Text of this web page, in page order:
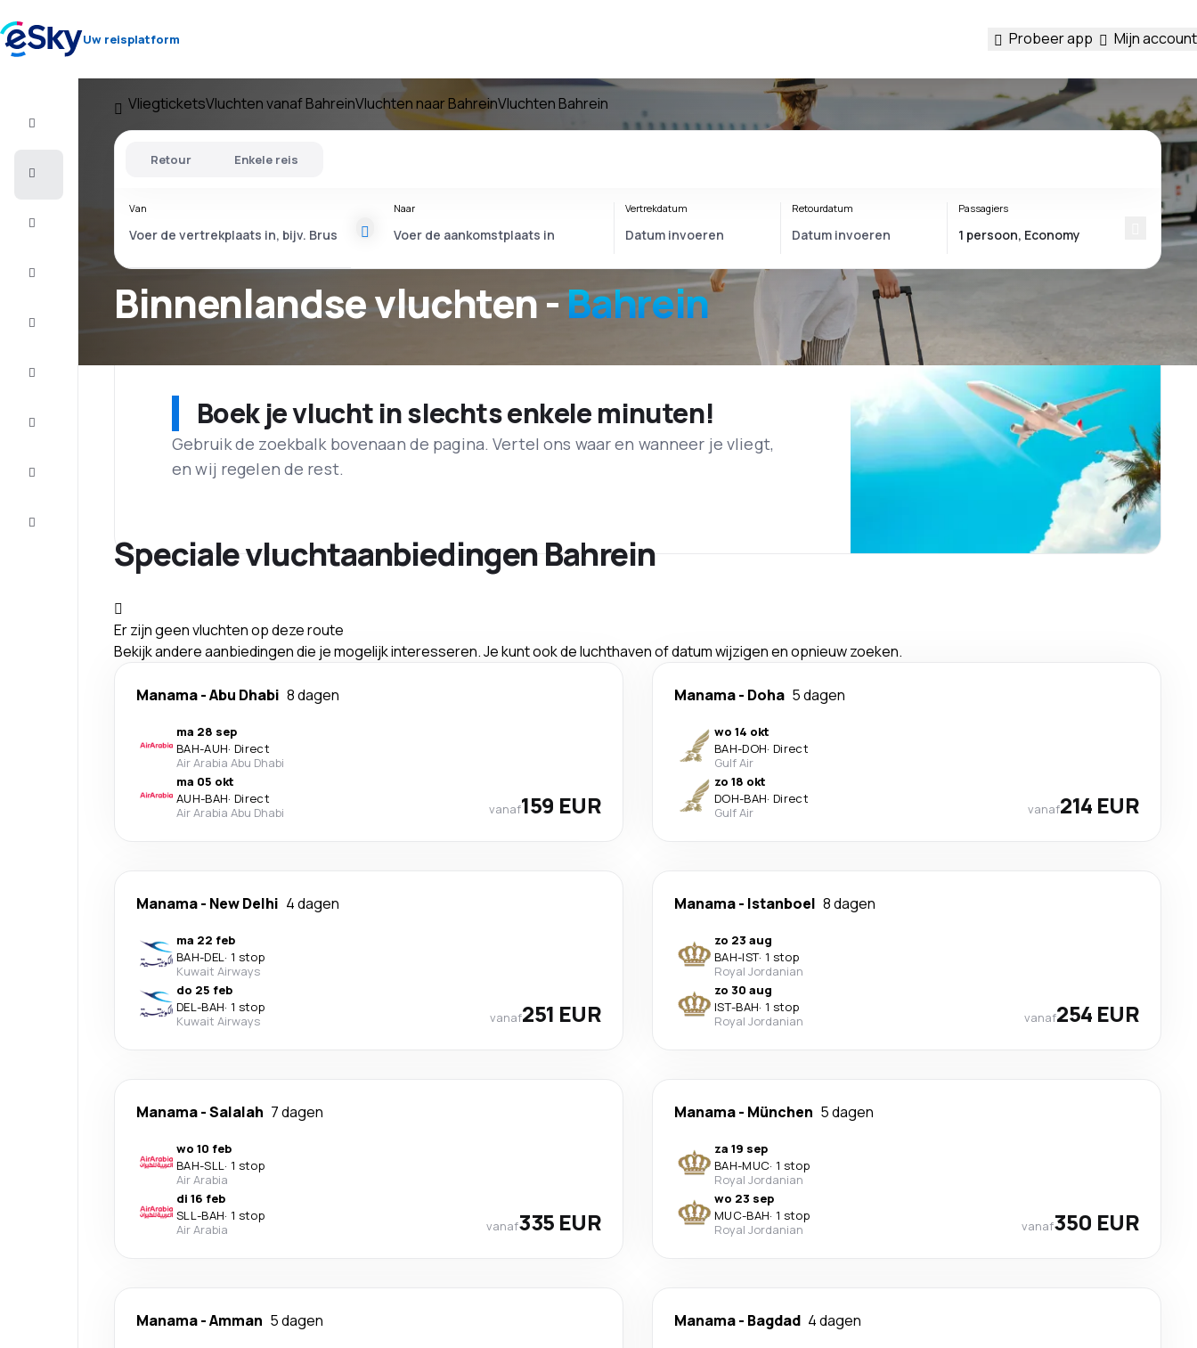
Uw reisplatform Probeer app Mijn account
VliegticketsVluchten vanaf BahreinVluchten naar BahreinVluchten Bahrein
Binnenlandse vluchten -Bahrein
Retour Enkele reis
Van Naar Vertrekdatum Retourdatum Passagiers
Boek je vlucht in slechts enkele minuten!
Gebruik de zoekbalk bovenaan de pagina. Vertel ons waar en wanneer je vliegt,
en wij regelen de rest.
Speciale vluchtaanbiedingen Bahrein
Er zijn geen vluchten op deze route
Bekijk andere aanbiedingen die je mogelijk interesseren. Je kunt ook de luchthaven of datum wijzigen en opnieuw zoeken.
Manama-Abu Dhabi 8 dagen
ma 28 sep
BAH-AUH· Direct
Air Arabia Abu Dhabi
ma 05 okt
AUH-BAH· Direct
Air Arabia Abu Dhabi
vanaf159 EUR
Manama- Doha 5 dagen
wo 14 okt
BAH-DOH· Direct
Gulf Air
zo 18 okt
DOH-BAH· Direct
Gulf Air
vanaf214 EUR
Manama- New Delhi 4 dagen
ma 22 feb
BAH-DEL· 1 stop
Kuwait Airways
do 25 feb
DEL-BAH· 1 stop
Kuwait Airways
vanaf251 EUR
Manama- Istanboel 8 dagen
zo 23 aug
BAH-IST· 1 stop
Royal Jordanian
zo 30 aug
IST-BAH· 1 stop
Royal Jordanian
vanaf254 EUR
Manama-Salalah 7 dagen
wo 10 feb
BAH-SLL· 1 stop
Air Arabia
di 16 feb
SLL-BAH· 1 stop
Air Arabia
vanaf335 EUR
Manama- München 5 dagen
za 19 sep
BAH-MUC· 1 stop
Royal Jordanian
wo 23 sep
MUC-BAH· 1 stop
Royal Jordanian
vanaf350 EUR
Manama-Amman 5 dagen Manama- Bagdad 4 dagen